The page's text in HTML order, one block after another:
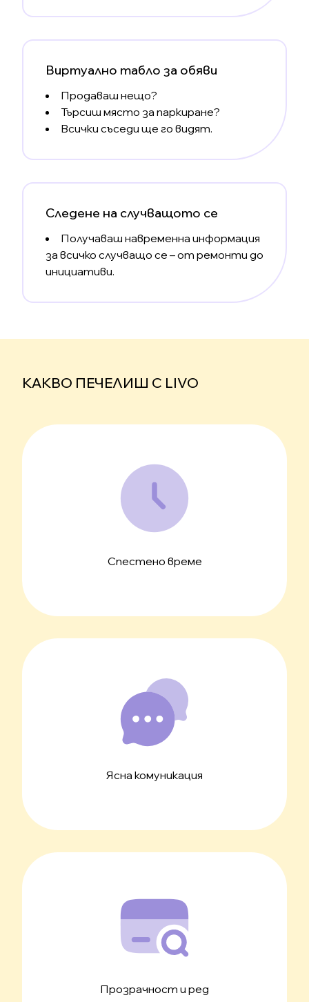
Виртуално табло за обяви
Продаваш нещо?
Търсиш място за паркиране?
Всички съседи ще го видят.
Следене на случващото се
Получаваш навременна информация
за всичко случващо се – от ремонти до
инициативи.
КАКВО ПЕЧЕЛИШ С LIVO
Спестено време
Ясна комуникация
Прозрачност и ред